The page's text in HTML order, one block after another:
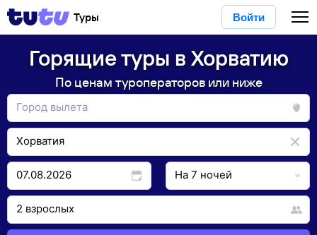
Туры Войти
Горящие туры в Хорватию
По ценам туроператоров или ниже